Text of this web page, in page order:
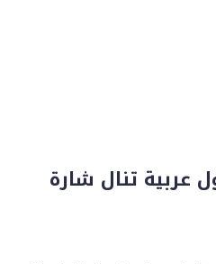
عربية تنال شارة